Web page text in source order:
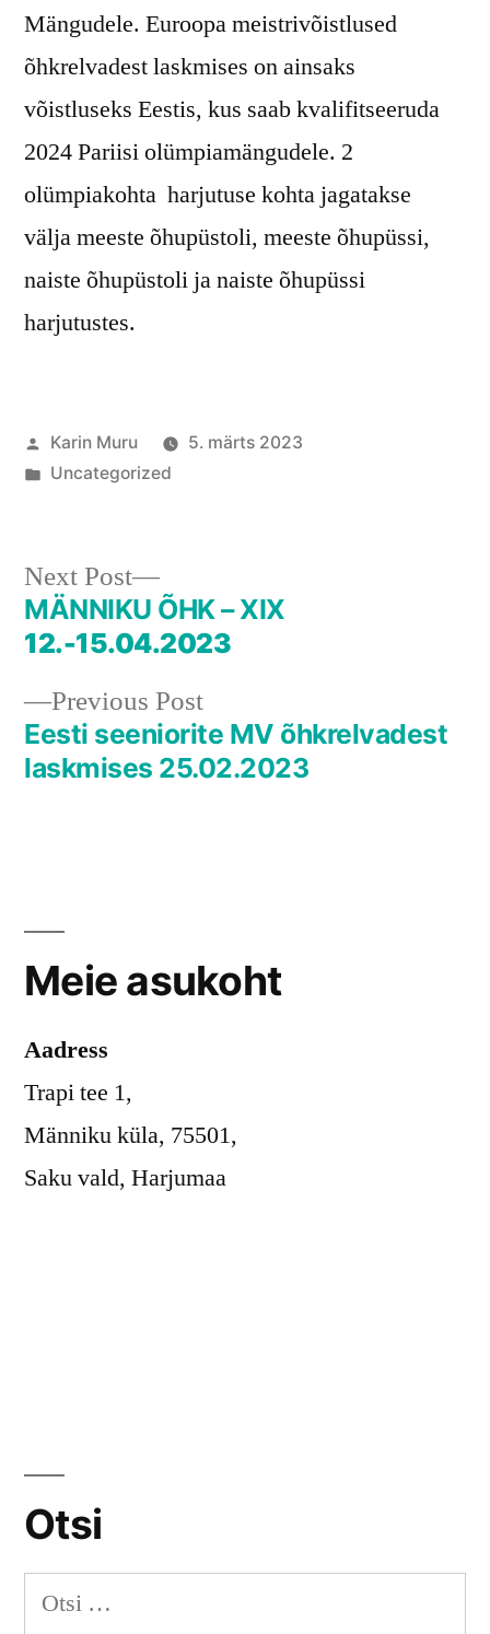
Mängudele. Euroopa meistrivõistlused
õhkrelvadest laskmises on ainsaks
võistluseks Eestis, kus saab kvalifitseeruda
2024 Pariisi olümpiamängudele. 2
olümpiakohta harjutuse kohta jagatakse
välja meeste õhupüstoli, meeste õhupüssi,
naiste õhupüstoli ja naiste õhupüssi
harjutustes.
Posted
by
Karin Muru
5. märts 2023
Posted
Uncategorized
Navigeerimine
Previous PostPrevious
post:
Eesti seeniorite MV õhkrelvadest
laskmises 25.02.2023
Next Post
Next
post:
MÄNNIKU ÕHK – XIX
12.-15.04.2023
Meie asukoht
Aadress
Trapi tee 1,
Männiku küla, 75501,
Saku vald, Harjumaa
Otsi
Otsi: